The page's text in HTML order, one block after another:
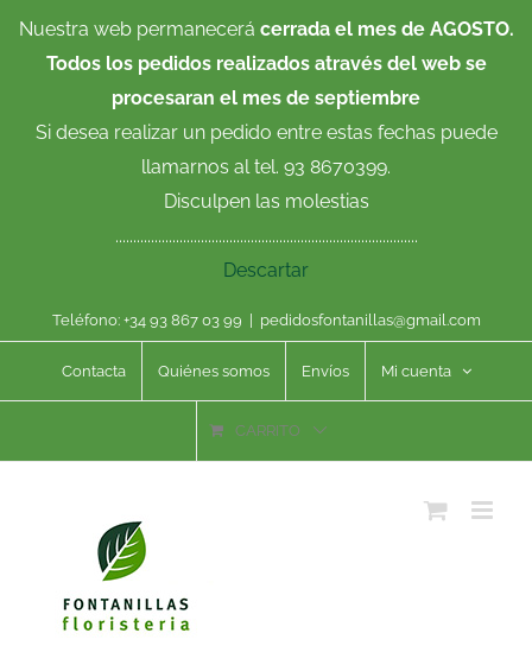
Nuestra web permanecerá cerrada el mes de AGOSTO.
Todos los pedidos realizados através del web se
procesaran el mes de septiembre
Si desea realizar un pedido entre estas fechas puede
llamarnos al tel. 93 8670399.
Disculpen las molestias
.....................................................................................
Descartar
Teléfono: +34 93 867 03 99 pedidosfontanillas@gmail.com
Contacta Quiénes somos Envíos Mi cuenta
CARRITO